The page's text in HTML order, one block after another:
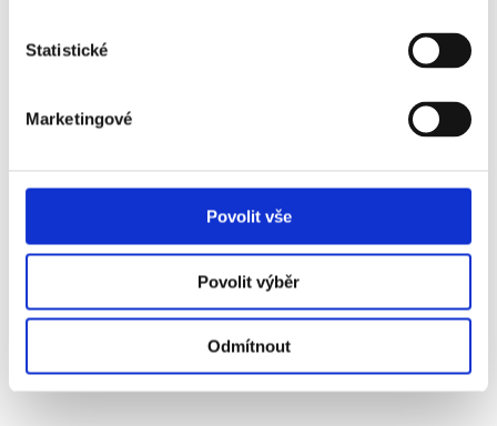
Statistické
Marketingové
Povolit vše
Povolit výběr
Odmítnout
Vstupenka VIP Riverside Terrace obsahuje:
VstupenkaVIP Players Lounge obsahuje:
VstupenkaVIP Captain's Clubobsahuje: